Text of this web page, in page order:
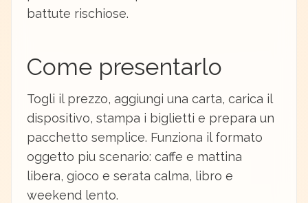
battute rischiose.
Come presentarlo
Togli il prezzo, aggiungi una carta, carica il
dispositivo, stampa i biglietti e prepara un
pacchetto semplice. Funziona il formato
oggetto piu scenario: caffe e mattina
libera, gioco e serata calma, libro e
weekend lento.